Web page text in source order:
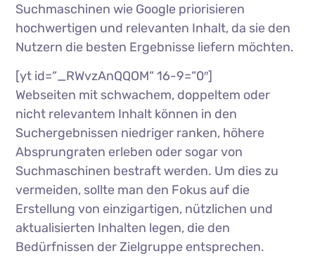
Suchmaschinen wie Google priorisieren
hochwertigen und relevanten Inhalt, da sie den
Nutzern die besten Ergebnisse liefern möchten.
[yt id=“_RWvzAnQQOM“ 16-9=“0″]
Webseiten mit schwachem, doppeltem oder
nicht relevantem Inhalt können in den
Suchergebnissen niedriger ranken, höhere
Absprungraten erleben oder sogar von
Suchmaschinen bestraft werden. Um dies zu
vermeiden, sollte man den Fokus auf die
Erstellung von einzigartigen, nützlichen und
aktualisierten Inhalten legen, die den
Bedürfnissen der Zielgruppe entsprechen.